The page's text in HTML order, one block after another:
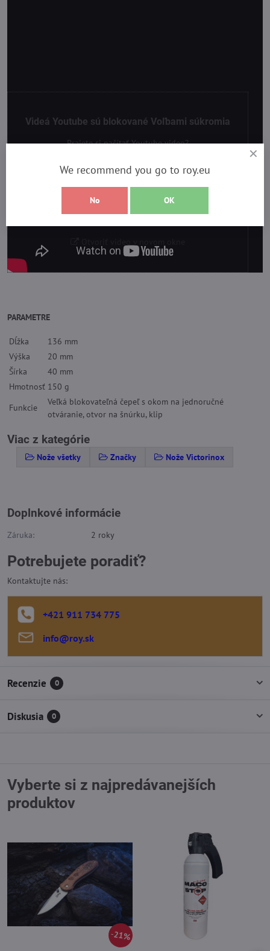
Videá Youtube sú blokované Voľbami súkromia
Prajete si načítať Youtube video?
Povoliť tentokrát
Povoliť a zapamätať - súhlas s druhom cookie:
PARAMETRE
Dĺžka
136 mm
Výška
20 mm
Šírka
40 mm
Hmotnosť 150 g
Funkcie
Veľká blokovateľná čepeľ s okom na jednoručné
otváranie, otvor na šnúrku, klip
Viac z kategórie
Nože všetky Značky Nože Victorinox
Doplnkové informácie
Záruka: 2 roky
Potrebujete poradiť?
Kontaktujte nás:
+421 911 734 775
info​@roy​.sk
Recenzie 0
Diskusia 0
Vyberte si z najpredávanejších
produktov
21%
We recommend you go to roy.eu
No OK